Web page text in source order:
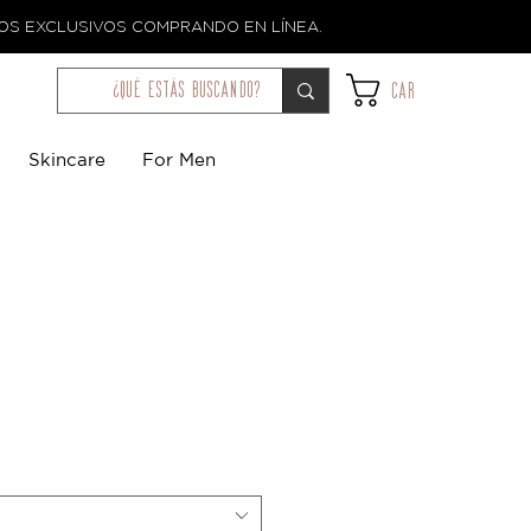
EXCLUSIVOS COMPRANDO EN LÍNEA.
¿qué estás buscando? Car
Skincare For Men